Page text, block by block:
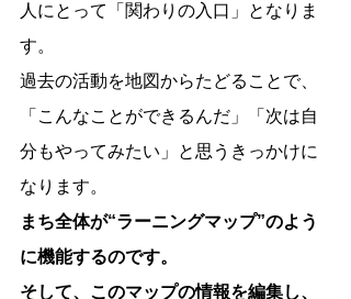
人にとって「関わりの入口」となりま
す。
過去の活動を地図からたどることで、
「こんなことができるんだ」「次は自
分もやってみたい」と思うきっかけに
なります。
まち全体が“ラーニングマップ”のよう
に機能するのです。
そして、このマップの情報を編集し、